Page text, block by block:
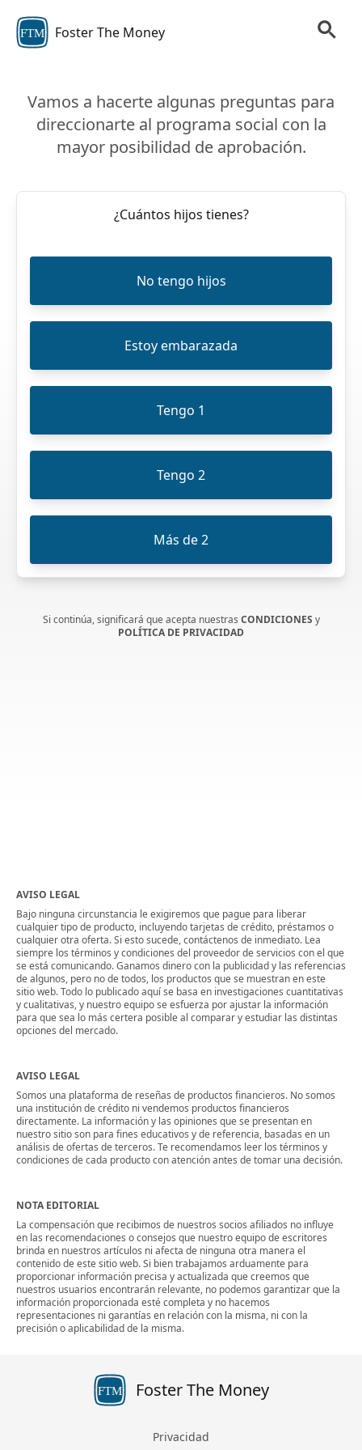
FTM Foster The Money
Vamos a hacerte algunas preguntas para
direccionarte al programa social con la
mayor posibilidad de aprobación.
¿Cuántos hijos tienes?
No tengo hijos
Estoy embarazada
Tengo 1
Tengo 2
Más de 2
Si continúa, significará que acepta nuestras CONDICIONES y
POLÍTICA DE PRIVACIDAD
AVISO LEGAL
Bajo ninguna circunstancia le exigiremos que pague para liberar
cualquier tipo de producto, incluyendo tarjetas de crédito, préstamos o
cualquier otra oferta. Si esto sucede, contáctenos de inmediato. Lea
siempre los términos y condiciones del proveedor de servicios con el que
se está comunicando. Ganamos dinero con la publicidad y las referencias
de algunos, pero no de todos, los productos que se muestran en este
sitio web. Todo lo publicado aquí se basa en investigaciones cuantitativas
y cualitativas, y nuestro equipo se esfuerza por ajustar la información
para que sea lo más certera posible al comparar y estudiar las distintas
opciones del mercado.
AVISO LEGAL
Somos una plataforma de reseñas de productos financieros. No somos
una institución de crédito ni vendemos productos financieros
directamente. La información y las opiniones que se presentan en
nuestro sitio son para fines educativos y de referencia, basadas en un
análisis de ofertas de terceros. Te recomendamos leer los términos y
condiciones de cada producto con atención antes de tomar una decisión.
NOTA EDITORIAL
La compensación que recibimos de nuestros socios afiliados no influye
en las recomendaciones o consejos que nuestro equipo de escritores
brinda en nuestros artículos ni afecta de ninguna otra manera el
contenido de este sitio web. Si bien trabajamos arduamente para
proporcionar información precisa y actualizada que creemos que
nuestros usuarios encontrarán relevante, no podemos garantizar que la
información proporcionada esté completa y no hacemos
representaciones ni garantías en relación con la misma, ni con la
precisión o aplicabilidad de la misma.
FTM Foster The Money
Privacidad